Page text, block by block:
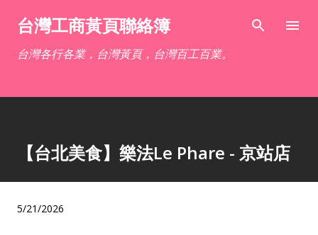
跳到主要內容
台灣工商黃頁聯絡簿
台灣各行各業，台灣黃頁，台灣百工百業。
【台北美食】樂法Le Phare - 京站店
5/21/2026